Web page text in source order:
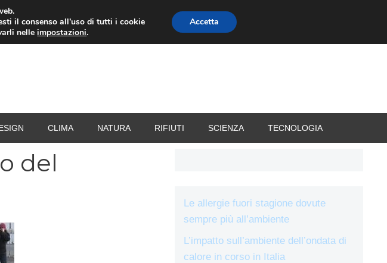
SPESA TERMOVALORIZZATORI VACANZE
CLIMA NATURA RIFIUTI SCIENZA TECNOLOGIA
del
Le allergie fuori stagione dovute
sempre più all’ambiente
L’impatto sull’ambiente dell’ondata di
calore in corso in Italia
il consenso all’uso di tutti i cookie
nelleimpostazioni.
Accetta